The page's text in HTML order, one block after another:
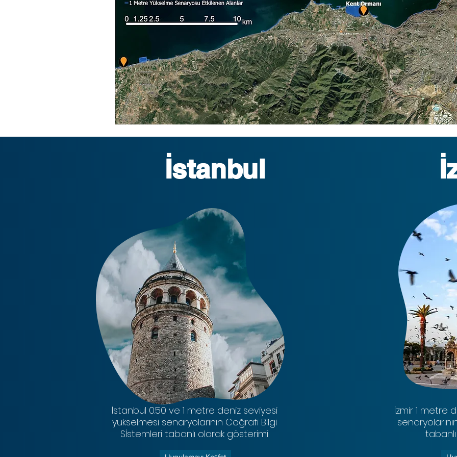
İstanbul
İstanbul 0.50 ve 1 metre deniz seviyesi
yükselmesi senaryolarının Coğrafi Bilgi
Sİstemleri tabanlı olarak gösterimi
İzmir 1 metre